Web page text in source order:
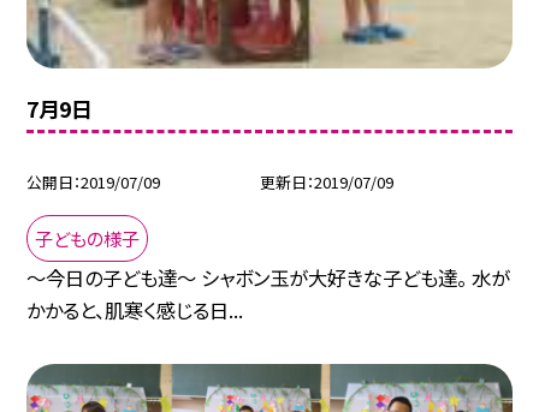
7月9日
公開日 2019/07/09 更新日 2019/07/09
子どもの様子
〜今日の子ども達〜 シャボン玉が大好きな子ども達。 水が
かかると、肌寒く感じる日...